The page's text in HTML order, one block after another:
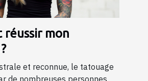
réussir mon
et reconnue, le tatouage
de nombreuses personnes